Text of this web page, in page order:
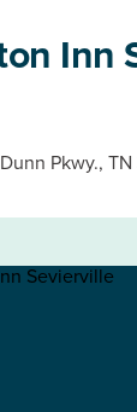
Inn
Pkwy.,